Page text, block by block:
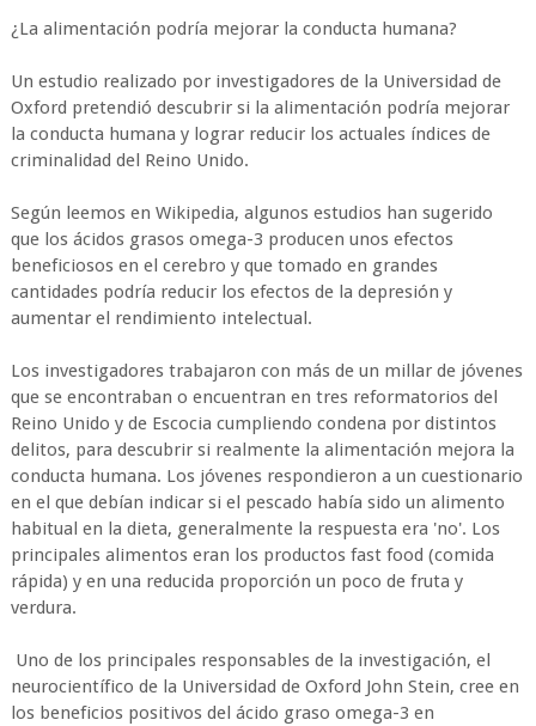
¿La alimentación podría mejorar la conducta humana?
Un estudio realizado por investigadores de la Universidad de
Oxford pretendió descubrir si la alimentación podría mejorar
la conducta humana y lograr reducir los actuales índices de
criminalidad del Reino Unido.
Según leemos en Wikipedia, algunos estudios han sugerido
que los ácidos grasos omega-3 producen unos efectos
beneficiosos en el cerebro y que tomado en grandes
cantidades podría reducir los efectos de la depresión y
aumentar el rendimiento intelectual.
Los investigadores trabajaron con más de un millar de jóvenes
que se encontraban o encuentran en tres reformatorios del
Reino Unido y de Escocia cumpliendo condena por distintos
delitos, para descubrir si realmente la alimentación mejora la
conducta humana. Los jóvenes respondieron a un cuestionario
en el que debían indicar si el pescado había sido un alimento
habitual en la dieta, generalmente la respuesta era 'no'. Los
principales alimentos eran los productos fast food (comida
rápida) y en una reducida proporción un poco de fruta y
verdura.
Uno de los principales responsables de la investigación, el
neurocientífico de la Universidad de Oxford John Stein, cree en
los beneficios positivos del ácido graso omega-3 en